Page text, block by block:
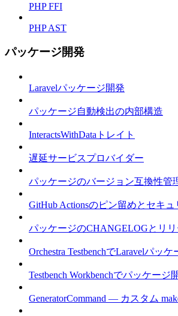
PHP FFI
PHP AST
パッケージ開発
Laravelパッケージ開発
パッケージ自動検出の内部構造
InteractsWithDataトレイト
遅延サービスプロバイダー
パッケージのバージョン互換性管
GitHub Actionsのピン留めとセキュ
パッケージのCHANGELOGとリ
Orchestra TestbenchでLaravelパッ
Testbench Workbenchでパッケージ
GeneratorCommand — カスタム